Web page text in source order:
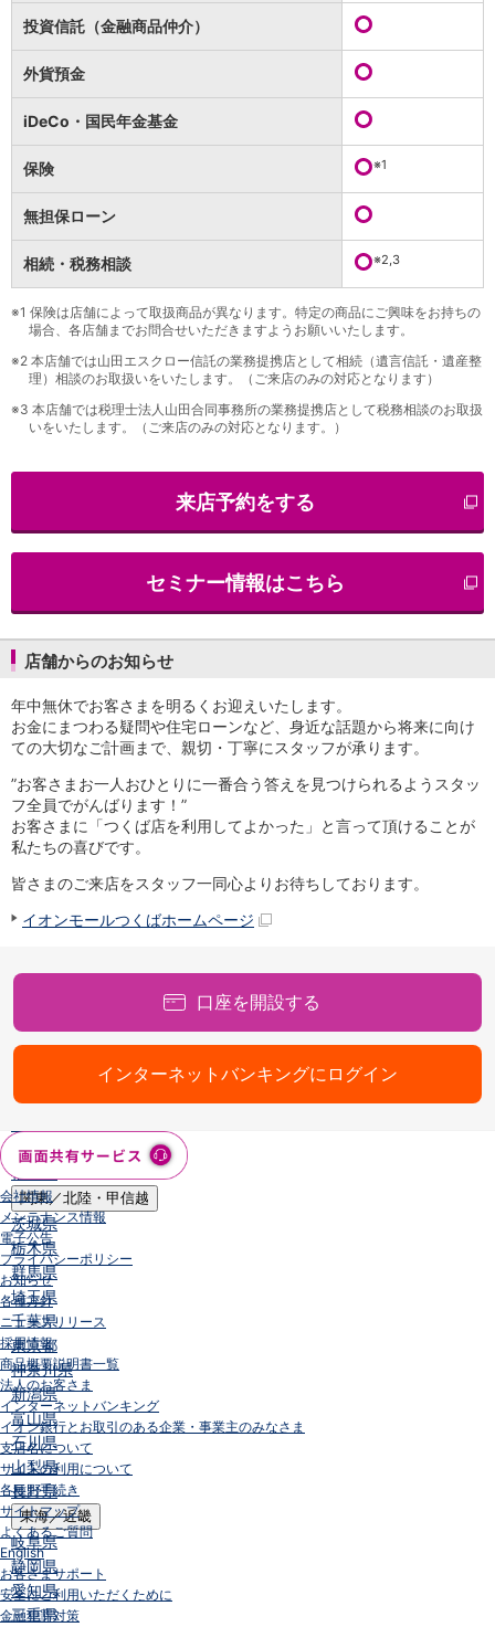
医療保険
就業不能保険
海外旅行保険
国内旅行傷害保険
スマホ保険
傷害保険
介護保険
カード
クレジットカード
デビットカード
インターネットバンキング
アプリ
イオン銀行アプリTOP
通帳アプリ
イオン銀行PayB
イオングループアプリ
支払・入金TOP
AEON Pay
自動入金サービス
スマホ決済アプリ
サービス
Myステージ
相続・税務のご相談
電子マネーWAON
セキュリティ
インボイス
その他サービス
手数料
キャンペーン
店舗
北海道
青森県
宮城県
山形県
福島県
関東／北陸・甲信越
茨城県
栃木県
群馬県
埼玉県
千葉県
東京都
神奈川県
新潟県
富山県
石川県
山梨県
長野県
東海／近畿
岐阜県
静岡県
愛知県
三重県
投資信託（金融商品仲介）
外貨預金
iDeCo・国民年金基金
保険 ※1
無担保ローン
相続・税務相談 ※2,3
※1 保険は店舗によって取扱商品が異なります。特定の商品にご興味をお持ちの
場合、各店舗までお問合せいただきますようお願いいたします。
※2 本店舗では山田エスクロー信託の業務提携店として相続（遺言信託・遺産整
理）相談のお取扱いをいたします。（ご来店のみの対応となります）
※3 本店舗では税理士法人山田合同事務所の業務提携店として税務相談のお取扱
いをいたします。（ご来店のみの対応となります。）
来店予約をする
セミナー情報はこちら
店舗からのお知らせ
年中無休でお客さまを明るくお迎えいたします。
お金にまつわる疑問や住宅ローンなど、身近な話題から将来に向け
ての大切なご計画まで、親切・丁寧にスタッフが承ります。
”お客さまお一人おひとりに一番合う答えを見つけられるようスタッ
フ全員でがんばります！”
お客さまに「つくば店を利用してよかった」と言って頂けることが
私たちの喜びです。
皆さまのご来店をスタッフ一同心よりお待ちしております。
イオンモールつくばホームページ
口座を開設する
インターネットバンキングにログイン
会社情報
メンテナンス情報
電子公告
プライバシーポリシー
お知らせ
各種方針
ニュースリリース
採用情報
商品概要説明書一覧
法人のお客さま
インターネットバンキング
イオン銀行とお取引のある企業・事業主のみなさま
支店名について
サイトの利用について
各種お手続き
サイトマップ
よくあるご質問
English
お客さまサポート
安全にご利用いただくために
金融犯罪対策